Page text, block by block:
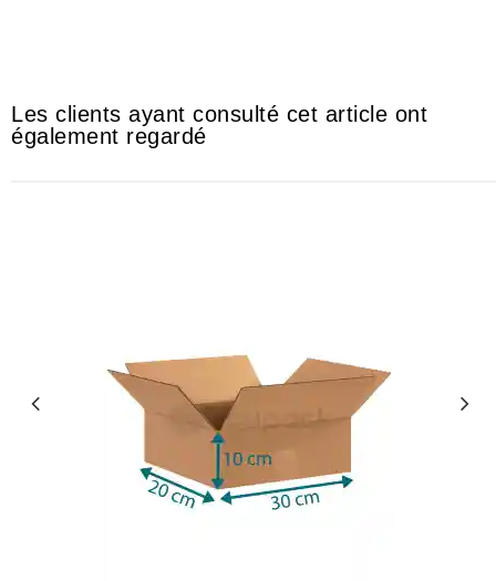
Les clients ayant consulté cet article ont
également regardé